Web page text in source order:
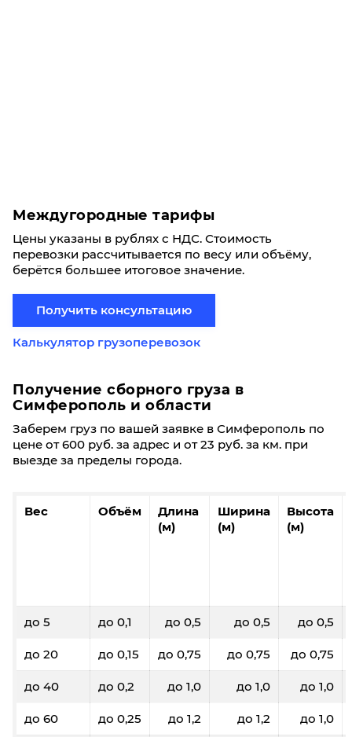
Междугородные тарифы
Цены указаны в рублях с НДС. Стоимость
перевозки рассчитывается по весу или объёму,
берётся большее итоговое значение.
Получить консультацию
Калькулятор грузоперевозок
Получение сборного груза в
Симферополь и области
Заберем груз по вашей заявке в Симферополь по
цене от 600 руб. за адрес и от 23 руб. за км. при
выезде за пределы города.
Вес Объём
Длина
(м)
Ширина
(м)
Высота
(м)
до 5 до 0,1 до 0,5 до 0,5 до 0,5
до 20 до 0,15 до 0,75 до 0,75 до 0,75
до 40 до 0,2 до 1,0 до 1,0 до 1,0
до 60 до 0,25 до 1,2 до 1,2 до 1,0